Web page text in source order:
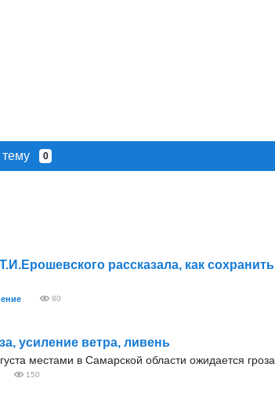
тему 0
рассказала, как сохранить
80
усиление ветра, ливень
местами в Самарской области ожидается гроза,
150